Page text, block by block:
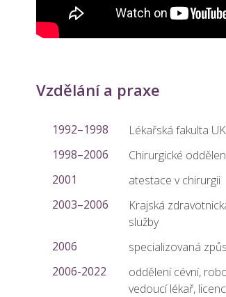
Vzdělání a praxe
1992–1998
Lékařská fakulta
1998–2006
Chirurgické
2001
atestace v chirurgii
2003–2006
Krajská
služby
2006
specializovaná
2006-2022
oddělení cévní,
vedoucí lékař,